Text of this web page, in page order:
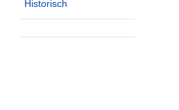
Historisch